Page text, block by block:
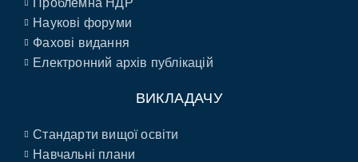
Проблемна НДР
Наукові форуми
Фахові видання
Електронний архів публікацій
ВИКЛАДАЧУ
Стандарти вищої освіти
Навчальні плани